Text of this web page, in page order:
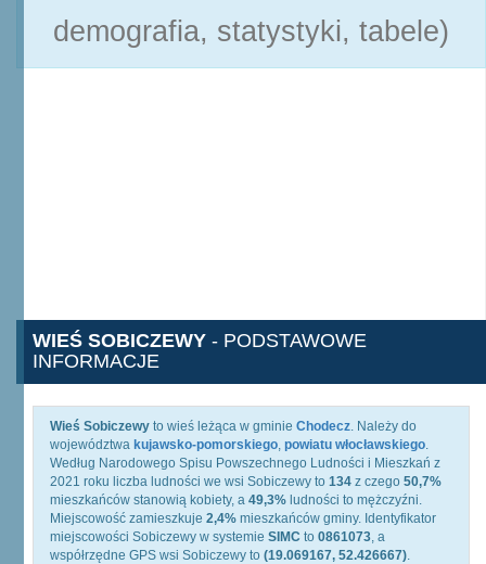
demografia, statystyki, tabele)
WIEŚ SOBICZEWY - PODSTAWOWE
INFORMACJE
Wieś Sobiczewy to wieś leżąca w gminie Chodecz. Należy do
województwa kujawsko-pomorskiego, powiatu włocławskiego.
Według Narodowego Spisu Powszechnego Ludności i Mieszkań z
2021 roku liczba ludności we wsi Sobiczewy to 134 z czego 50,7%
mieszkańców stanowią kobiety, a 49,3% ludności to mężczyźni.
Miejscowość zamieszkuje 2,4% mieszkańców gminy. Identyfikator
miejscowości Sobiczewy w systemie SIMC to 0861073, a
współrzędne GPS wsi Sobiczewy to (19.069167, 52.426667).